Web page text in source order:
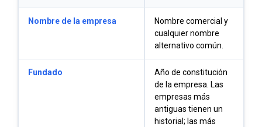
Nombre de la empresa
Nombre comercial y
cualquier nombre
alternativo común.
Fundado
Año de constitución
de la empresa. Las
empresas más
antiguas tienen un
historial; las más